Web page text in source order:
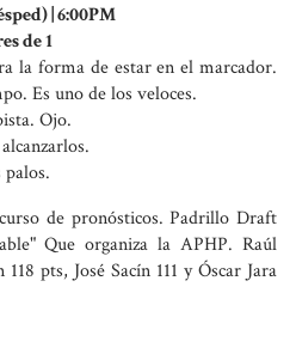
| 6:00PM
de 1
la forma de estar en el marcador.
Es uno de los veloces.
Ojo.
palos.
de pronósticos. Padrillo Draft
Que organiza la APHP. Raúl
pts, José Sacín 111 y Óscar Jara